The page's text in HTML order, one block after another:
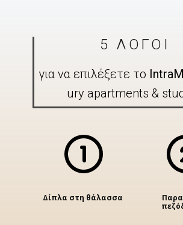
5 ΛΟΓΟΙ
για να επιλέξετε το
ury apartments &
Δίπλα στη θάλασσα